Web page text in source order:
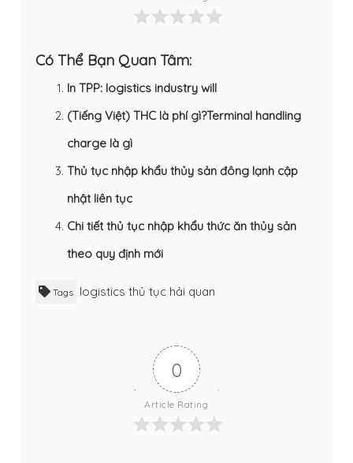
Có Thể Bạn Quan Tâm:
In TPP: logistics industry will
(Tiếng Việt) THC là phí gì?Terminal handling
charge là gì
Thủ tục nhập khẩu thủy sản đông lạnh cập
nhật liên tục
Chi tiết thủ tục nhập khẩu thức ăn thủy sản
theo quy định mới
Tags logistics thủ tục hải quan
0
Article Rating